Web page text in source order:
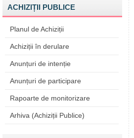
ACHIZIȚII PUBLICE
Planul de Achiziții
Achiziții în derulare
Anunțuri de intenție
Anunțuri de participare
Rapoarte de monitorizare
Arhiva (Achiziții Publice)